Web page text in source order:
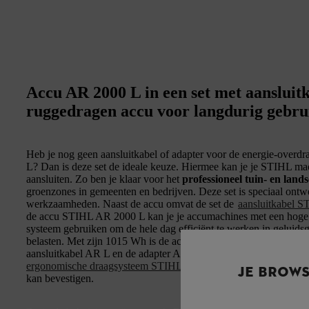
Accu AR 2000 L in een set met
ruggedragen accu voor langdurig
Heb je nog geen aansluitkabel of adapter voor de energie-
L? Dan is deze set de ideale keuze. Hiermee kan je je STIHL
aansluiten. Zo ben je klaar voor het professioneel tuin- en
groenzones in gemeenten en bedrijven. Deze set is speciaal
werkzaamheden. Naast de accu omvat de set de aansluitkabel
de accu STIHL AR 2000 L kan je je accumachines met een
systeem gebruiken om de hele dag efficiënt te werken in
belasten. Met zijn 1015 Wh is de accu
aansluitkabel AR L en de adapter AP te gebruiken, heb je een
ergonomische draagsysteem STIHL AR L
, waarop je de accu
kan bevestigen.
JE